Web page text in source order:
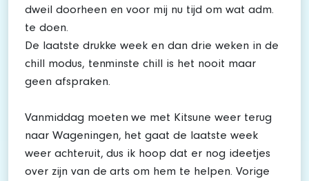
dweil doorheen en voor mij nu tijd om wat adm.
te doen.
De laatste drukke week en dan drie weken in de
chill modus, tenminste chill is het nooit maar
geen afspraken.
Vanmiddag moeten we met Kitsune weer terug
naar Wageningen, het gaat de laatste week
weer achteruit, dus ik hoop dat er nog ideetjes
over zijn van de arts om hem te helpen. Vorige